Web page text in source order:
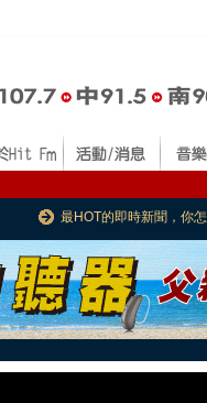
最HOT的即時新聞，你